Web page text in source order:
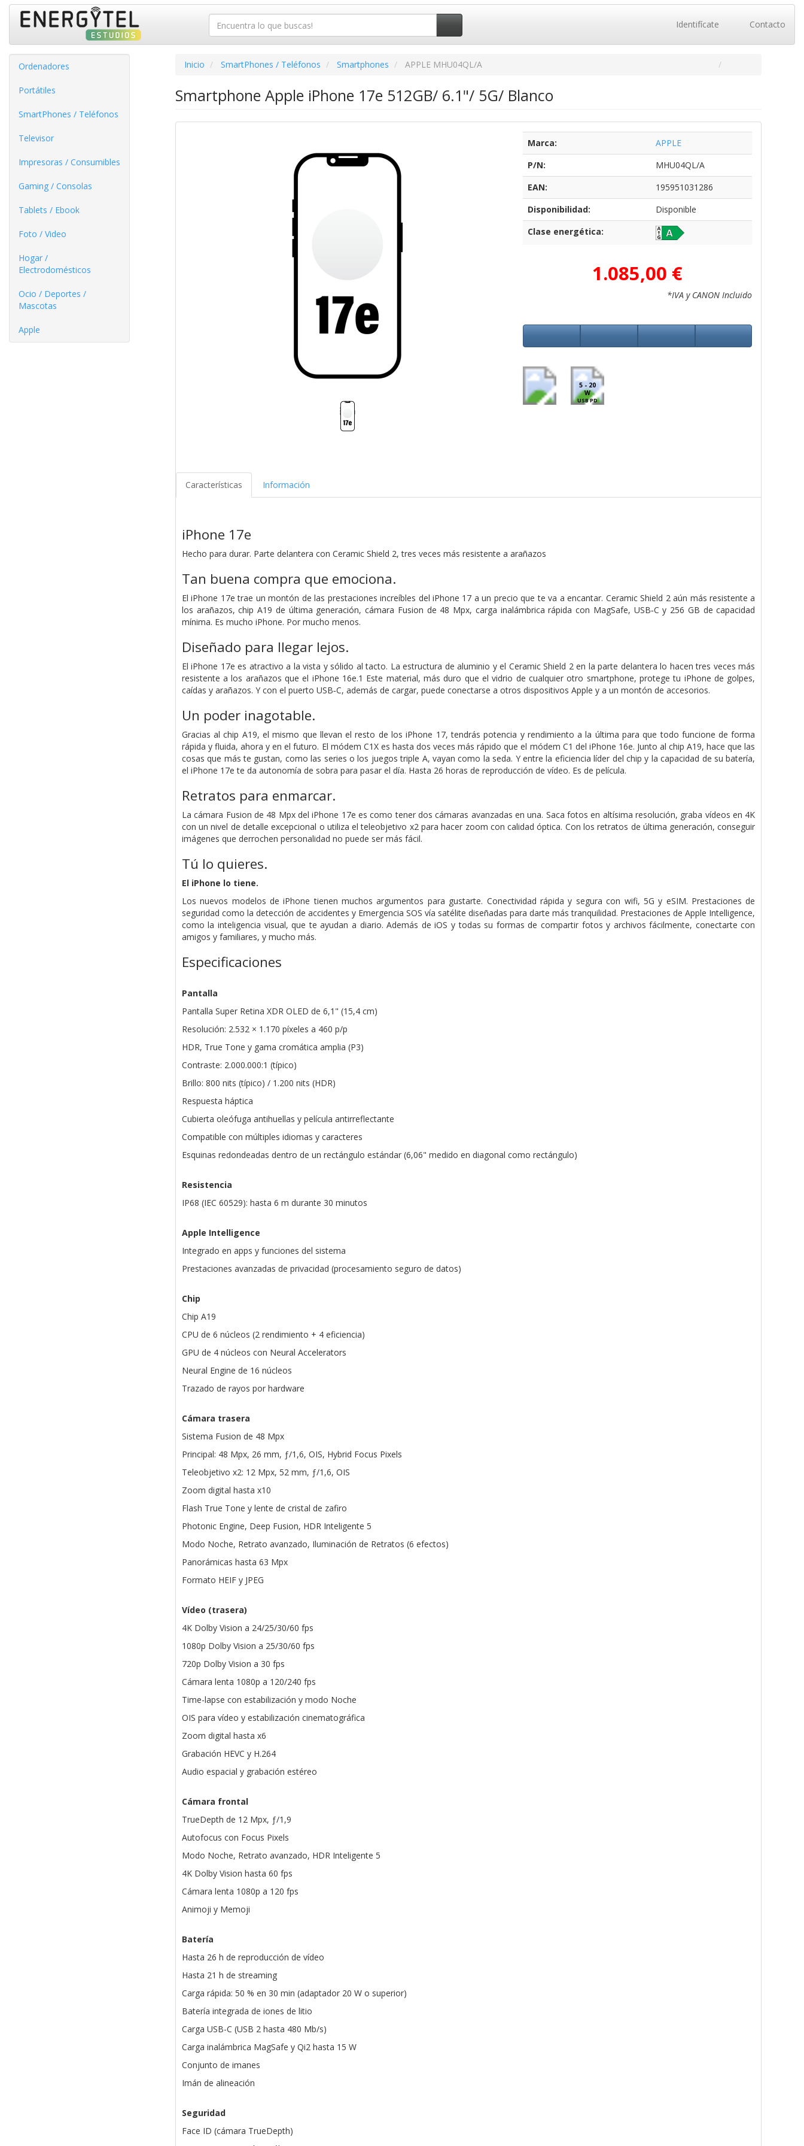
Identifícate Contacto
Ordenadores
Portátiles
SmartPhones / Teléfonos
Televisor
Impresoras / Consumibles
Gaming / Consolas
Tablets / Ebook
Foto / Video
Hogar /
Electrodomésticos
Ocio / Deportes /
Mascotas
Apple
Inicio SmartPhones / Teléfonos Smartphones APPLE MHU04QL/A
Smartphone Apple iPhone 17e 512GB/ 6.1"/ 5G/ Blanco
Marca:
APPLE
P/N:
MHU04QL/A
EAN:
195951031286
Disponibilidad:
Disponible
Clase energética:
1.085,00 €
*IVA y CANON Incluido
5 - 20
W
USB PD
Características Información
iPhone 17e
Hecho para durar. Parte delantera con Ceramic Shield 2, tres veces más resistente a arañazos
Tan buena compra que emociona.
El iPhone 17e trae un montón de las prestaciones increíbles del iPhone 17 a un precio que te va a encantar. Ceramic Shield 2 aún más resistente a
los arañazos, chip A19 de última generación, cámara Fusion de 48 Mpx, carga inalámbrica rápida con MagSafe, USB‑C y 256 GB de capacidad
mínima. Es mucho iPhone. Por mucho menos.
Diseñado para llegar lejos.
El iPhone 17e es atractivo a la vista y sólido al tacto. La estructura de aluminio y el Ceramic Shield 2 en la parte delantera lo hacen tres veces más
resistente a los arañazos que el iPhone 16e.1 Este material, más duro que el vidrio de cualquier otro smart­phone, protege tu iPhone de golpes,
caídas y arañazos. Y con el puerto USB‑C, además de cargar, puede conectarse a otros dispositivos Apple y a un montón de accesorios.
Un poder inagotable.
Gracias al chip A19, el mismo que llevan el resto de los iPhone 17, tendrás potencia y rendimiento a la última para que todo funcione de forma
rápida y fluida, ahora y en el futuro. El módem C1X es hasta dos veces más rápido que el módem C1 del iPhone 16e. Junto al chip A19, hace que las
cosas que más te gustan, como las series o los juegos triple A, vayan como la seda. Y entre la eficiencia líder del chip y la capacidad de su batería,
el iPhone 17e te da autonomía de sobra para pasar el día. Hasta 26 horas de reproducción de vídeo. Es de película.
Retratos para enmarcar.
La cámara Fusion de 48 Mpx del iPhone 17e es como tener dos cámaras avanzadas en una. Saca fotos en altísima resolución, graba vídeos en 4K
con un nivel de detalle excepcional o utiliza el teleobjetivo x2 para hacer zoom con calidad óptica. Con los retratos de última generación, conseguir
imágenes que derrochen personalidad no puede ser más fácil.
Tú lo quieres.
El iPhone lo tiene.
Los nuevos modelos de iPhone tienen muchos argumentos para gustarte. Conectividad rápida y segura con wifi, 5G y eSIM. Prestaciones de
seguridad como la detección de accidentes y Emergencia SOS vía satélite diseñadas para darte más tranquilidad. Prestaciones de Apple Intelligence,
como la inteligencia visual, que te ayudan a diario. Además de iOS y todas su formas de compartir fotos y archivos fácilmente, conectarte con
amigos y familiares, y mucho más.
Especificaciones
Pantalla
Pantalla Super Retina XDR OLED de 6,1" (15,4 cm)
Resolución: 2.532 × 1.170 píxeles a 460 p/p
HDR, True Tone y gama cromática amplia (P3)
Contraste: 2.000.000:1 (típico)
Brillo: 800 nits (típico) / 1.200 nits (HDR)
Respuesta háptica
Cubierta oleófuga antihuellas y película antirreflectante
Compatible con múltiples idiomas y caracteres
Esquinas redondeadas dentro de un rectángulo estándar (6,06" medido en diagonal como rectángulo)
Resistencia
IP68 (IEC 60529): hasta 6 m durante 30 minutos
Apple Intelligence
Integrado en apps y funciones del sistema
Prestaciones avanzadas de privacidad (procesamiento seguro de datos)
Chip
Chip A19
CPU de 6 núcleos (2 rendimiento + 4 eficiencia)
GPU de 4 núcleos con Neural Accelerators
Neural Engine de 16 núcleos
Trazado de rayos por hardware
Cámara trasera
Sistema Fusion de 48 Mpx
Principal: 48 Mpx, 26 mm, ƒ/1,6, OIS, Hybrid Focus Pixels
Teleobjetivo x2: 12 Mpx, 52 mm, ƒ/1,6, OIS
Zoom digital hasta x10
Flash True Tone y lente de cristal de zafiro
Photonic Engine, Deep Fusion, HDR Inteligente 5
Modo Noche, Retrato avanzado, Iluminación de Retratos (6 efectos)
Panorámicas hasta 63 Mpx
Formato HEIF y JPEG
Vídeo (trasera)
4K Dolby Vision a 24/25/30/60 fps
1080p Dolby Vision a 25/30/60 fps
720p Dolby Vision a 30 fps
Cámara lenta 1080p a 120/240 fps
Time-lapse con estabilización y modo Noche
OIS para vídeo y estabilización cinematográfica
Zoom digital hasta x6
Grabación HEVC y H.264
Audio espacial y grabación estéreo
Cámara frontal
TrueDepth de 12 Mpx, ƒ/1,9
Autofocus con Focus Pixels
Modo Noche, Retrato avanzado, HDR Inteligente 5
4K Dolby Vision hasta 60 fps
Cámara lenta 1080p a 120 fps
Animoji y Memoji
Batería
Hasta 26 h de reproducción de vídeo
Hasta 21 h de streaming
Carga rápida: 50 % en 30 min (adaptador 20 W o superior)
Batería integrada de iones de litio
Carga USB-C (USB 2 hasta 480 Mb/s)
Carga inalámbrica MagSafe y Qi2 hasta 15 W
Conjunto de imanes
Imán de alineación
Seguridad
Face ID (cámara TrueDepth)